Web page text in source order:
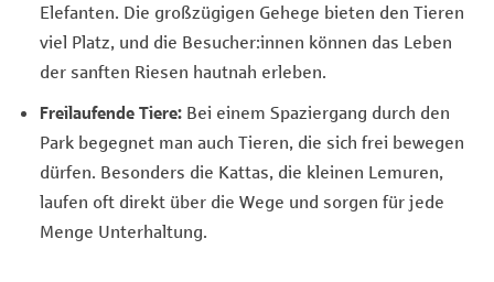
Elefanten. Die großzügigen Gehege bieten den Tieren
viel Platz, und die Besucher:innen können das Leben
der sanften Riesen hautnah erleben.
Freilaufende Tiere: Bei einem Spaziergang durch den
Park begegnet man auch Tieren, die sich frei bewegen
dürfen. Besonders die Kattas, die kleinen Lemuren,
laufen oft direkt über die Wege und sorgen für jede
Menge Unterhaltung.